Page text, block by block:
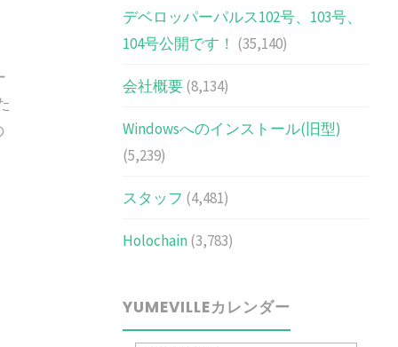
デベロッパーパルス102号、103号、
104号公開です！ (35,140)
会社概要(8,134)
Windowsへのインストール(旧型)
(5,239)
スタッフ (4,481)
Holochain(3,783)
YUMEVILLEカレンダー